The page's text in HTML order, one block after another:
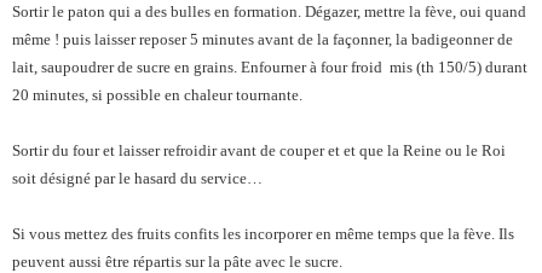
Sortir le paton qui a des bulles en formation. Dégazer, mettre la fève, oui quand
même ! puis laisser reposer 5 minutes avant de la façonner, la badigeonner de
lait, saupoudrer de sucre en grains. Enfourner à four froid mis (th 150/5) durant
20 minutes, si possible en chaleur tournante.
Sortir du four et laisser refroidir avant de couper et et que la Reine ou le Roi
soit désigné par le hasard du service…
Si vous mettez des fruits confits les incorporer en même temps que la fève. Ils
peuvent aussi être répartis sur la pâte avec le sucre.